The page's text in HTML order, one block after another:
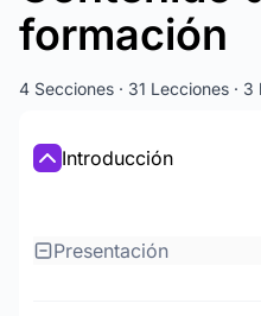
formación
4 Secciones · 31 Lecciones ·
Introducción
Presentación